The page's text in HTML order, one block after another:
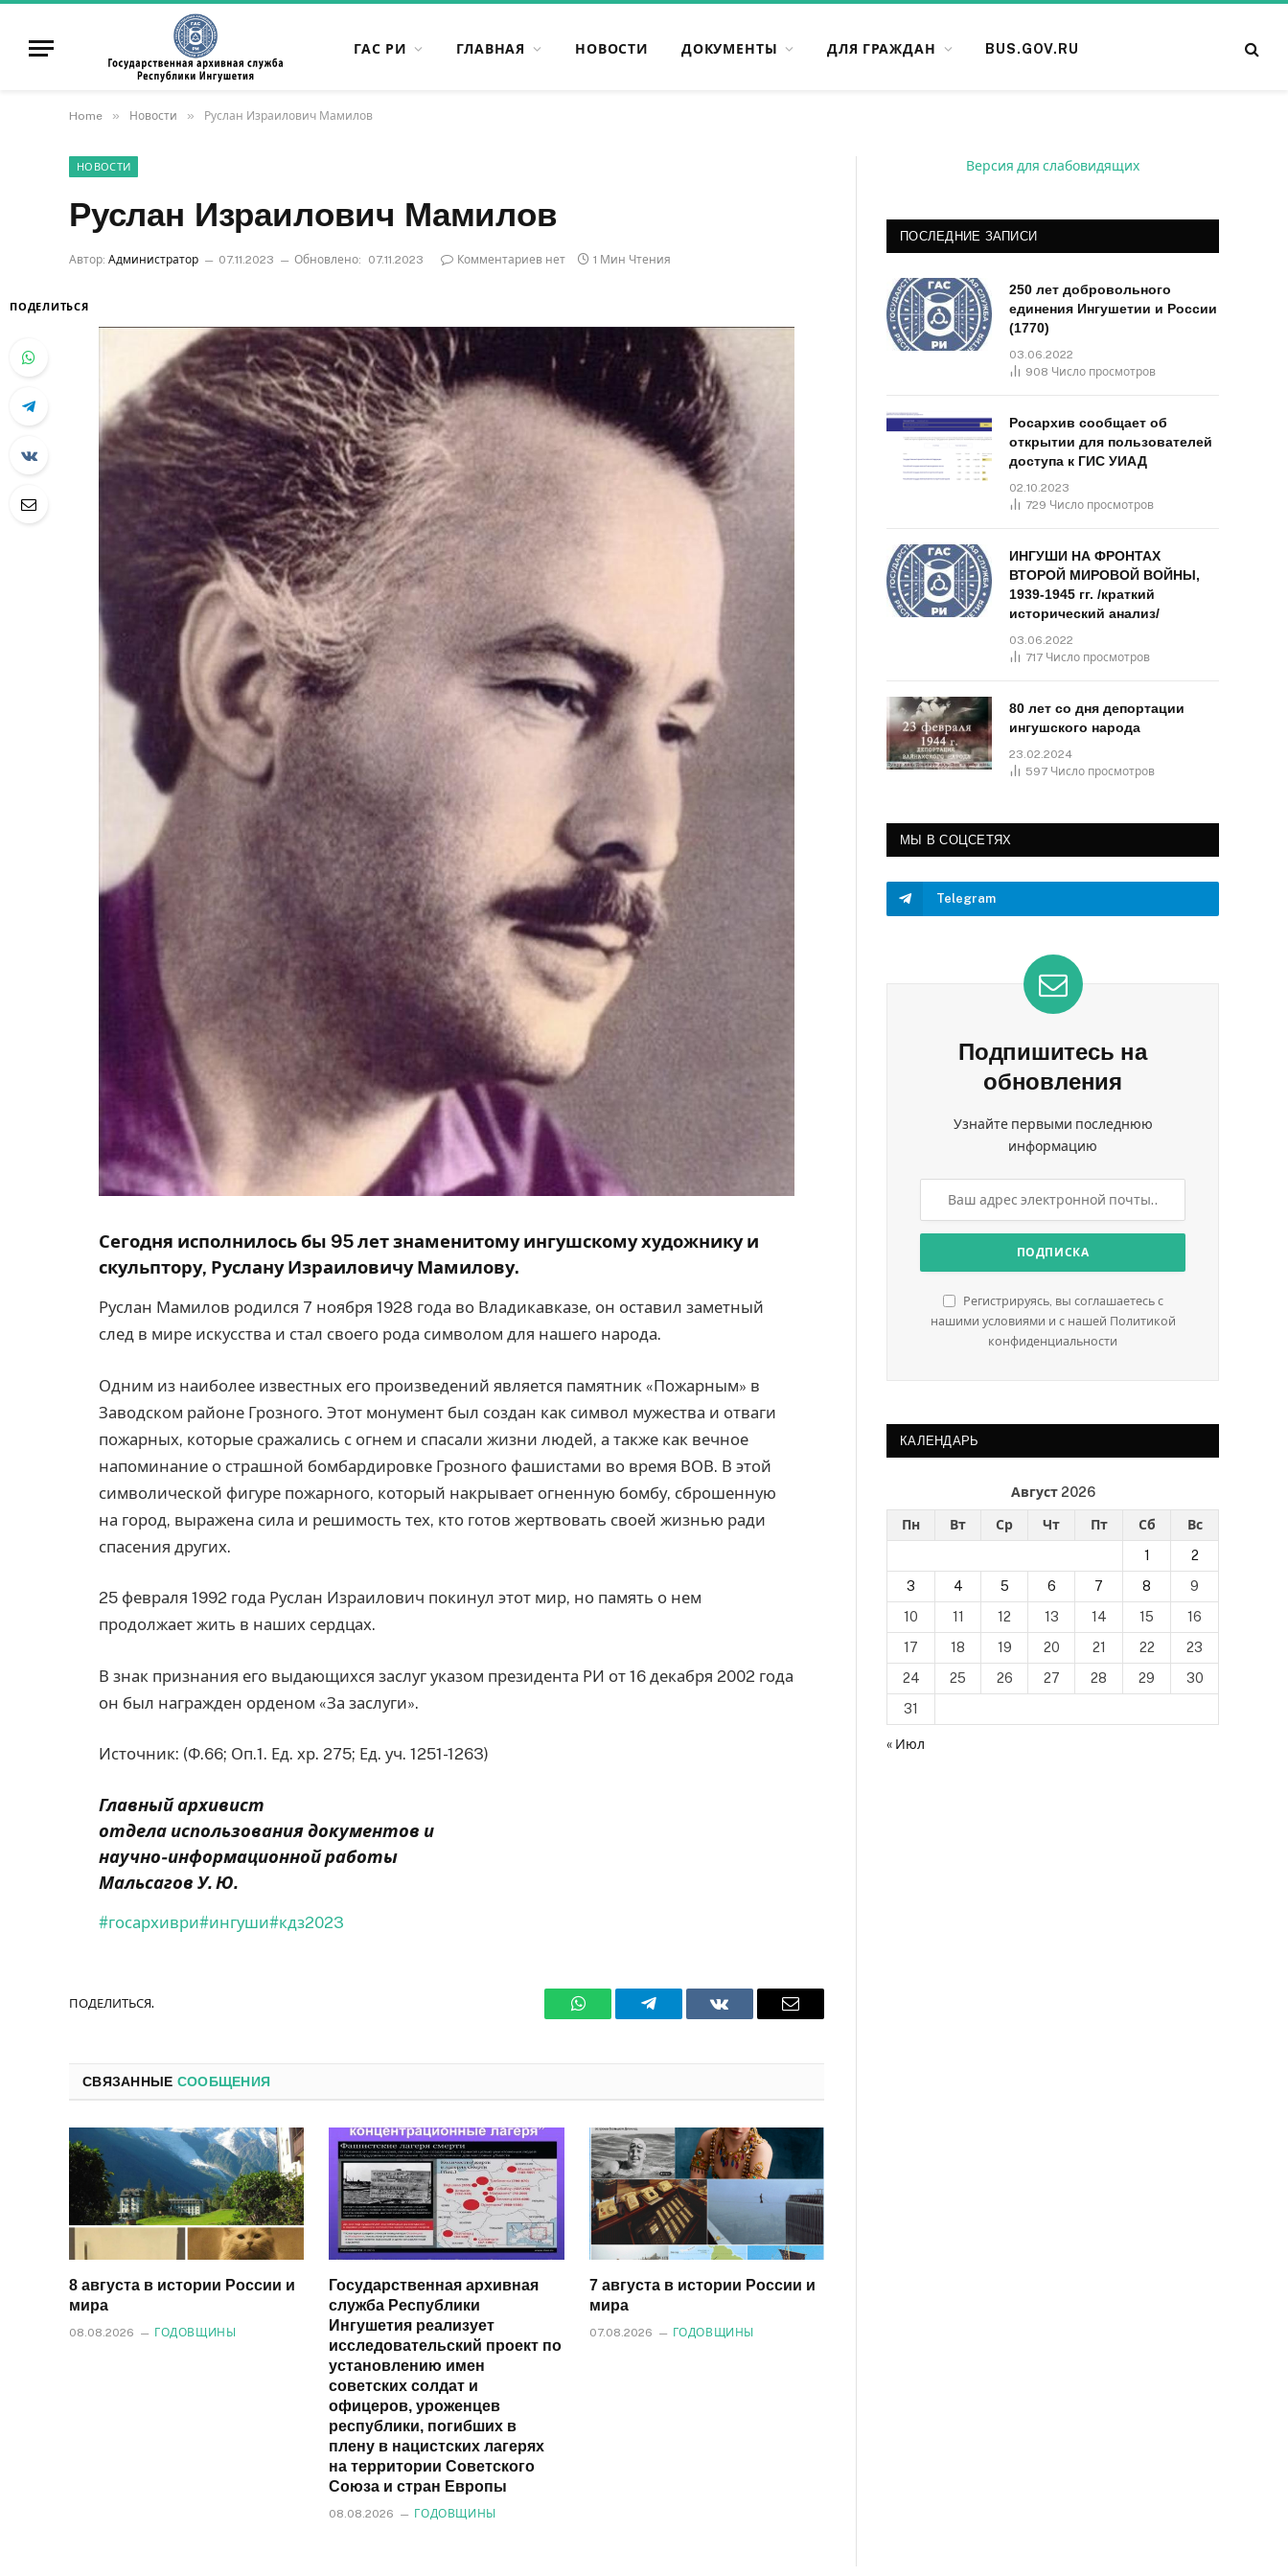
ГАС РИ ГЛАВНАЯ НОВОСТИ ДОКУМЕНТЫ ДЛЯ ГРАЖДАН BUS.GOV.RU
Home » Новости » Руслан Израилович Мамилов
НОВОСТИ
Руслан Израилович Мамилов
Автор: Администратор 07.11.2023 Обновлено: 07.11.2023 Комментариев нет 1 Мин Чтения
ПОДЕЛИТЬСЯ
Сегодня исполнилось бы 95 лет знаменитому ингушскому художнику и
скульптору, Руслану Израиловичу Мамилову.
Руслан Мамилов родился 7 ноября 1928 года во Владикавказе, он оставил заметный
след в мире искусства и стал своего рода символом для нашего народа.
Одним из наиболее известных его произведений является памятник «Пожарным» в
Заводском районе Грозного. Этот монумент был создан как символ мужества и отваги
пожарных, которые сражались с огнем и спасали жизни людей, а также как вечное
напоминание о страшной бомбардировке Грозного фашистами во время ВОВ. В этой
символической фигуре пожарного, который накрывает огненную бомбу, сброшенную
на город, выражена сила и решимость тех, кто готов жертвовать своей жизнью ради
спасения других.
25 февраля 1992 года Руслан Израилович покинул этот мир, но память о нем
продолжает жить в наших сердцах.
В знак признания его выдающихся заслуг указом президента РИ от 16 декабря 2002 года
он был награжден орденом «За заслуги».
Источник: (Ф.66; Оп.1. Ед. хр. 275; Ед. уч. 1251-1263)
Главный архивист
отдела использования документов и
научно-информационной работы
Мальсагов У. Ю.
#госархиври#ингуши#кдз2023
ПОДЕЛИТЬСЯ.
WhatsAppТелеграммВКонтактеЭлектронная
СВЯЗАННЫЕ СООБЩЕНИЯ
8 августа в истории России и
мира
08.08.2026 ГОДОВЩИНЫ
Государственная архивная
служба Республики
Ингушетия реализует
исследовательский проект по
установлению имен
советских солдат и
офицеров, уроженцев
республики, погибших в
плену в нацистских лагерях
на территории Советского
Союза и стран Европы
08.08.2026 ГОДОВЩИНЫ
7 августа в истории России и
мира
07.08.2026 ГОДОВЩИНЫ
Версия для слабовидящих
ПОСЛЕДНИЕ ЗАПИСИ
250 лет добровольного
единения Ингушетии и России
(1770)
03.06.2022
908 Число просмотров
Росархив сообщает об
открытии для пользователей
доступа к ГИС УИАД
02.10.2023
729 Число просмотров
ИНГУШИ НА ФРОНТАХ
ВТОРОЙ МИРОВОЙ ВОЙНЫ,
1939-1945 гг. /краткий
исторический анализ/
03.06.2022
717 Число просмотров
80 лет со дня депортации
ингушского народа
23.02.2024
597 Число просмотров
МЫ В СОЦСЕТЯХ
Telegram
Подпишитесь на
обновления
Узнайте первыми последнюю
информацию
Регистрируясь, вы соглашаетесь с
нашими условиями и с нашей Политикой
конфиденциальности
КАЛЕНДАРЬ
Август 2026
Пн Вт Ср Чт Пт Сб
Вс
1
2
3
4 5 6 7 8
9
10
11 12 13 14 15
16
17
18 19 20 21 22
23
24
25 26 27 28 29
30
31
« Июл